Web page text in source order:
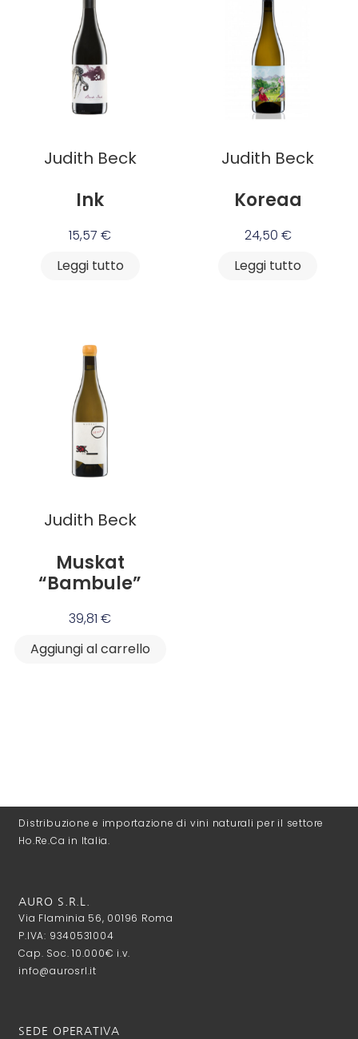
Judith Beck
Ink
15,57€
Leggi tutto
Judith Beck
Koreaa
24,50 €
Leggi tutto
Judith Beck
Muskat
“Bambule”
39,81€
Aggiungi al carrello
Distribuzione e importazione di vini naturali per il settore
Ho.Re.Ca in Italia.
AURO S.R.L.
Via Flaminia 56, 00196 Roma
P.IVA: 9340531004
Cap. Soc. 10.000€ i.v.
info@aurosrl.it
SEDE OPERATIVA